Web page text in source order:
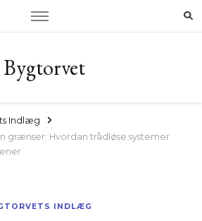
Bygtorvet
Indlæg
grænser: Hvordan trådløse systemer
INDLÆG